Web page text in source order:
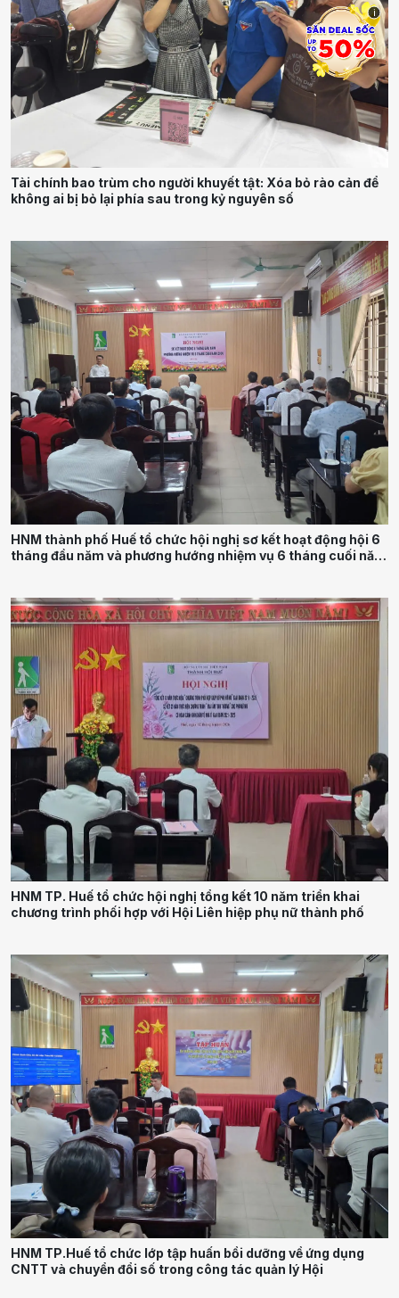
Tài chính bao trùm cho người khuyết tật: Xóa bỏ rào cản để
không ai bị bỏ lại phía sau trong kỷ nguyên số
HNM thành phố Huế tổ chức hội nghị sơ kết hoạt động hội 6
tháng đầu năm và phương hướng nhiệm vụ 6 tháng cuối năm
HNM TP. Huế tổ chức hội nghị tổng kết 10 năm triển khai
chương trình phối hợp với Hội Liên hiệp phụ nữ thành phố
HNM TP.Huế tổ chức lớp tập huấn bồi dưỡng về ứng dụng
CNTT và chuyển đổi số trong công tác quản lý Hội
i